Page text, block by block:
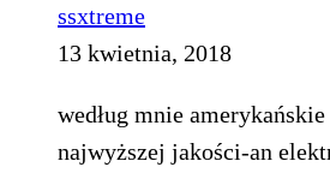
ssxtreme
13 kwietnia, 2018
według mnie
najwyższej jakości-an